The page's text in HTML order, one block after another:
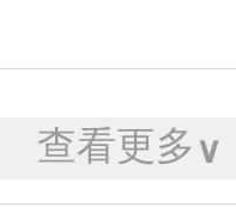
查看更多 ∨